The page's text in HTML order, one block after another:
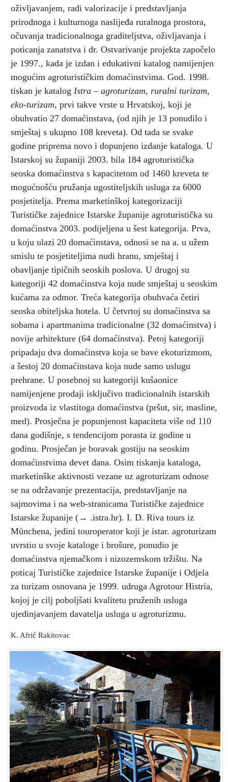
oživljavanjem, radi valorizacije i predstavljanja
prirodnoga i kulturnoga naslijeđa ruralnoga prostora,
očuvanja tradicionalnoga graditeljstva, oživljavanja i
poticanja zanatstva i dr. Ostvarivanje projekta započelo
je 1997., kada je izdan i edukativni katalog namijenjen
mogućim agroturističkim domaćinstvima. God. 1998.
tiskan je katalog Istra – agroturizam, ruralni turizam,
eko-turizam, prvi takve vrste u Hrvatskoj, koji je
obuhvatio 27 domaćinstava, (od njih je 13 ponudilo i
smještaj s ukupno 108 kreveta). Od tada se svake
godine priprema novo i dopunjeno izdanje kataloga. U
Istarskoj su županiji 2003. bila 184 agroturistička
seoska domaćinstva s kapacitetom od 1460 kreveta te
mogućnošću pružanja ugostiteljskih usluga za 6000
posjetitelja. Prema marketinškoj kategorizaciji
Turističke zajednice Istarske županije agroturistička su
domaćinstva 2003. podijeljena u šest kategorija. Prva,
u koju ulazi 20 domaćinstava, odnosi se na a. u užem
smislu te posjetiteljima nudi hranu, smještaj i
obavljanje tipičnih seoskih poslova. U drugoj su
kategoriji 42 domaćinstva koja nude smještaj u seoskim
kućama za odmor. Treća kategorija obuhvaća četiri
seoska obiteljska hotela. U četvrtoj su domaćinstva sa
sobama i apartmanima tradicionalne (32 domaćinstva) i
novije arhitekture (64 domaćinstva). Petoj kategoriji
pripadaju dva domaćinstva koja se bave ekoturizmom,
a šestoj 20 domaćinstava koja nude samo uslugu
prehrane. U posebnoj su kategoriji kušaonice
namijenjene prodaji isključivo tradicionalnih istarskih
proizvoda iz vlastitoga domaćinstva (pršut, sir, masline,
med). Prosječna je popunjenost kapaciteta više od 110
dana godišnje, s tendencijom porasta iz godine u
godinu. Prosječan je boravak gostiju na seoskim
domaćinstvima devet dana. Osim tiskanja kataloga,
marketinške aktivnosti vezane uz agroturizam odnose
se na održavanje prezentacija, predstavljanje na
sajmovima i na web-stranicama Turističke zajednice
Istarske županije (→ .istra.hr). I. D. Riva tours iz
Münchena, jedini touroperator koji je istar. agroturizam
uvrstio u svoje kataloge i brošure, ponudio je
domaćinstva njemačkom i nizozemskom tržištu. Na
poticaj Turističke zajednice Istarske županije i Odjela
za turizam osnovana je 1999. udruga Agrotour Histria,
kojoj je cilj poboljšati kvalitetu pruženih usluga
ujedinjavanjem davatelja usluga u agroturizmu.
K. Afrić Rakitovac